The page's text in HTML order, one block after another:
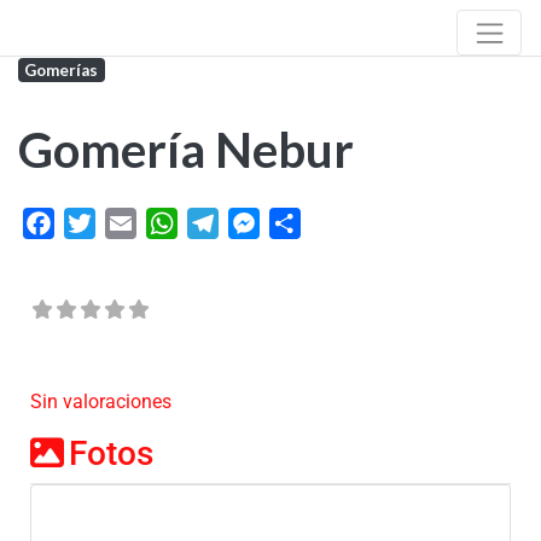
Gomerías
Gomería Nebur
FacebookTwitterEmail WhatsAppTelegramMessenger
Sin valoraciones
Fotos